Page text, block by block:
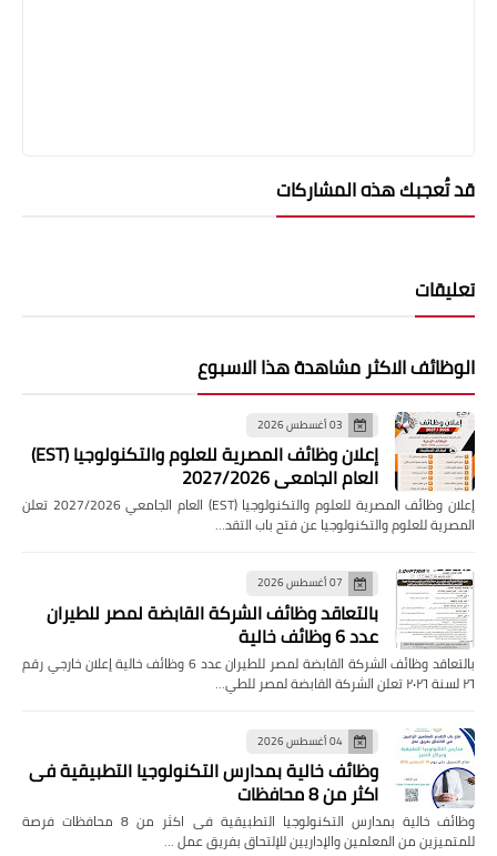
قد تُعجبك هذه المشاركات
تعليقات
الوظائف الاكثر مشاهدة هذا الاسبوع
03 أغسطس 2026
إعلان وظائف المصرية للعلوم والتكنولوجيا (EST)
العام الجامعي 2027/2026
إعلان وظائف المصرية للعلوم والتكنولوجيا (EST) العام الجامعي 2027/2026 تعلن
المصرية للعلوم والتكنولوجيا عن فتح باب التقد…
07 أغسطس 2026
بالتعاقد وظائف الشركة القابضة لمصر للطيران
عدد 6 وظائف خالية
بالتعاقد وظائف الشركة القابضة لمصر للطيران عدد 6 وظائف خالية إعلان خارجي رقم
٢٦ لسنة ٢٠٢٦ تعلن الشركة القابضة لمصر للطي…
04 أغسطس 2026
وظائف خالية بمدارس التكنولوجيا التطبيقية فى
اكثر من 8 محافظات
وظائف خالية بمدارس التكنولوجيا التطبيقية فى اكثر من 8 محافظات فرصة
للمتميزين من المعلمين والإداريين للإلتحاق بفريق عمل …